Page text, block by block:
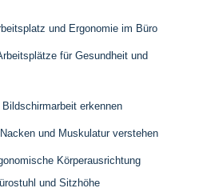
und Ergonomie im Büro
für Gesundheit und
erkennen
und Muskulatur verstehen
Körperausrichtung
und Sitzhöhe